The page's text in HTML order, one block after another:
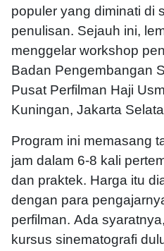
populer yang diminati di
penulisan. Sejauh ini,
menggelar workshop
Badan Pengembangan
Pusat Perfilman Haji
Kuningan, Jakarta
Program ini memasang
jam dalam 6-8 kali
dan praktek. Harga itu
dengan para
perfilman. Ada
kursus sinematografi